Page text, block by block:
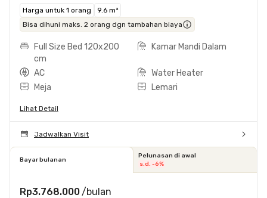
Harga untuk 1 orang
9.6 m²
Bisa dihuni maks. 2 orang dgn tambahan biaya
Full Size Bed 120x200
cm
Kamar Mandi Dalam
AC
Water Heater
Meja
Lemari
Lihat Detail
Jadwalkan Visit
Bayar bulanan
Pelunasan di awal
s.d. -6%
Rp3.768.000 /bulan